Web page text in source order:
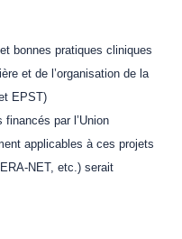
bonnes pratiques cliniques
et de l’organisation de la
EPST)
financés par l’Union
applicables à ces projets
NET, etc.) serait